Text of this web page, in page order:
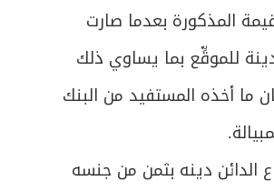
المذكورة بعدما صارت
للموقِّع بما يساوي ذلك
ما أخذه المستفيد من البنك
الدائن دينه بثمن من جنسه